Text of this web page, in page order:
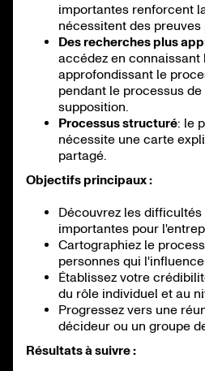
importantes renforcent
nécessitent des preuves
Des recherches plus
accédez en connaissant
approfondissant le
pendant le processus de
supposition.
Processus structuré: le
nécessite une carte
partagé.
Objectifs principaux :
Découvrez les
importantes pour
Cartographiez le
personnes qui
Établissez votre
du rôle individuel et au
Progressez vers une
décideur ou un groupe
Résultats à suivre :